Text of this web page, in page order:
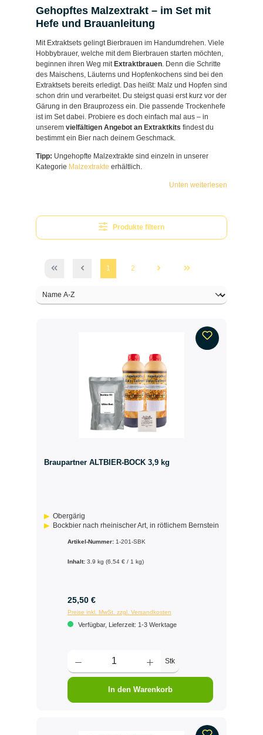
Gehopftes Malzextrakt – im Set mit
Hefe und Brauanleitung
Mit Extraktsets gelingt Bierbrauen im Handumdrehen. Viele
Hobbybrauer, welche mit dem Bierbrauen starten möchten,
beginnen ihren Weg mit Extraktbrauen. Denn die Schritte
des Maischens, Läuterns und Hopfenkochens sind bei den
Extraktsets bereits erledigt. Das heißt: Malz und Hopfen sind
schon drin und verarbeitet. Du steigst quasi erst kurz vor der
Gärung in den Brauprozess ein. Die passende Trockenhefe
ist im Set dabei. Probiere es doch einfach mal aus – in
unserem vielfältigen Angebot an Extraktkits findest du
bestimmt ein Bier nach deinem Geschmack.
Tipp: Ungehopfte Malzextrakte sind einzeln in unserer
Kategorie Malzextrakte erhältlich.
Unten weiterlesen
Produkte filtern
1 2
Braupartner ALTBIER-BOCK 3,9 kg
Obergärig
Bockbier nach rheinischer Art, in rötlichem Bernstein
Artikel-Nummer: 1-201-SBK
Inhalt: 3.9 kg (6,54 € / 1 kg)
25,50 €
Preise inkl. MwSt. zzgl. Versandkosten
Verfügbar, Lieferzeit: 1-3 Werktage
Stk
In den Warenkorb